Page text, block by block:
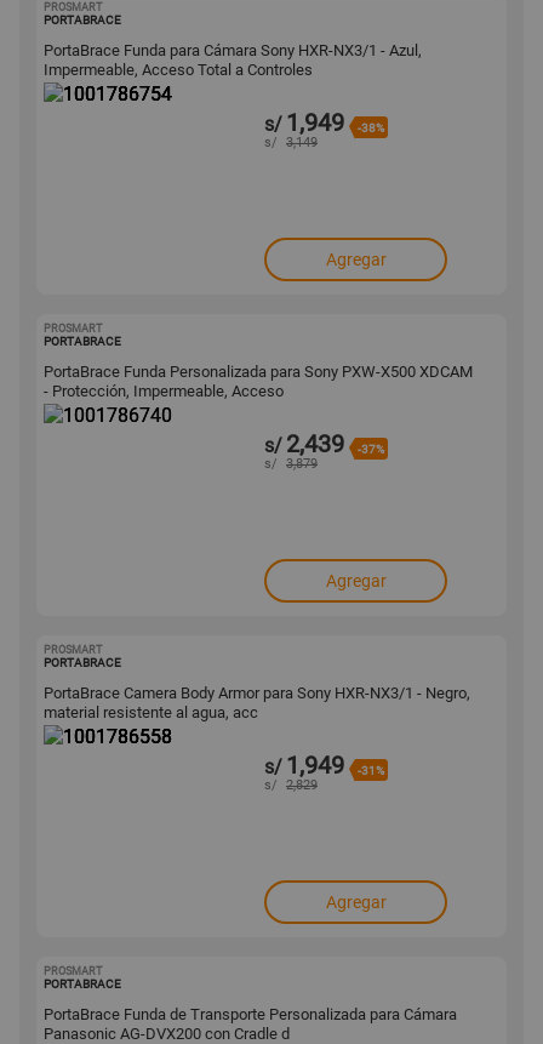
PROSMART
PORTABRACE
PortaBrace Funda para Cámara Sony HXR-NX3/1 - Azul,
Impermeable, Acceso Total a Controles
s/ 1,949 -38%
s/ 3,149
Agregar
PROSMART
PORTABRACE
PortaBrace Funda Personalizada para Sony PXW-X500 XDCAM
- Protección, Impermeable, Acceso
s/ 2,439 -37%
s/ 3,879
Agregar
PROSMART
PORTABRACE
PortaBrace Camera Body Armor para Sony HXR-NX3/1 - Negro,
material resistente al agua, acc
s/ 1,949 -31%
s/ 2,829
Agregar
PROSMART
PORTABRACE
PortaBrace Funda de Transporte Personalizada para Cámara
Panasonic AG-DVX200 con Cradle d